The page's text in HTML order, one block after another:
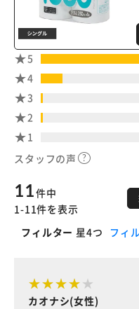
5
4
3
2
1
スタッフの声
11件中
1-11件を表示
フィルター 星4つ フィ
カオナシ(女性)